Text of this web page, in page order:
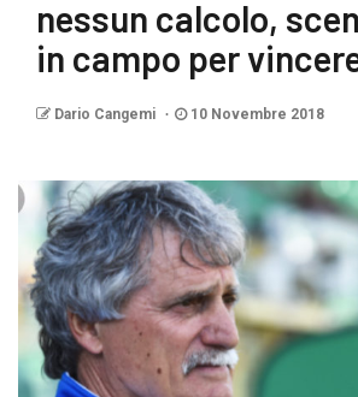
nessun calcolo,
in campo per
Dario Cangemi 10 Novembre 2018